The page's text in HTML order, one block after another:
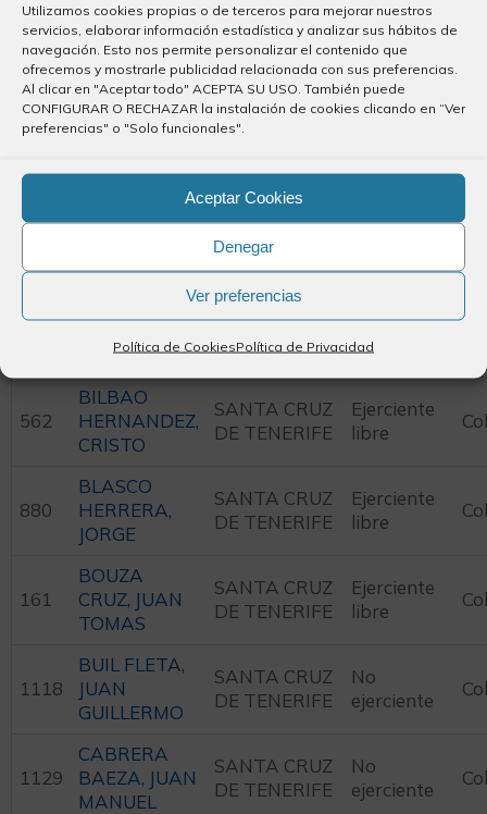
Utilizamos cookies propias o de terceros para mejorar nuestros
servicios, elaborar información estadística y analizar sus hábitos de
navegación. Esto nos permite personalizar el contenido que
ofrecemos y mostrarle publicidad relacionada con sus preferencias.
Al clicar en "Aceptar todo" ACEPTA SU USO. También puede
CONFIGURAR O RECHAZAR la instalación de cookies clicando en “Ver
preferencias" o "Solo funcionales".
Aceptar Cookies
Denegar
Ver preferencias
Política de CookiesPolítica de Privacidad
1010
GONZALEZ,
Mª PILAR
ARONA
libre
784
BENCOMO
GONZALEZ,
CARLOS
LOS
REALEJOS
Ejerciente
651
LEON, Mª DE
SAN
CRISTOBAL
DE LA
LAGUNA
Ejerciente
BETANCORT
MERCEDES
SANTA CRUZ
DE TENERIFE
Ejerciente
libre
562
BILBAO
HERNANDEZ,
CRISTO
SANTA CRUZ
DE TENERIFE
Ejerciente
libre
880
BLASCO
HERRERA,
JORGE
SANTA CRUZ
DE TENERIFE
Ejerciente
libre
161
BOUZA
CRUZ, JUAN
TOMAS
SANTA CRUZ
DE TENERIFE
Ejerciente
libre
1118
BUIL FLETA,
JUAN
GUILLERMO
SANTA CRUZ
DE TENERIFE
No
ejerciente
1129
CABRERA
BAEZA, JUAN
MANUEL
SANTA CRUZ
DE TENERIFE
No
ejerciente